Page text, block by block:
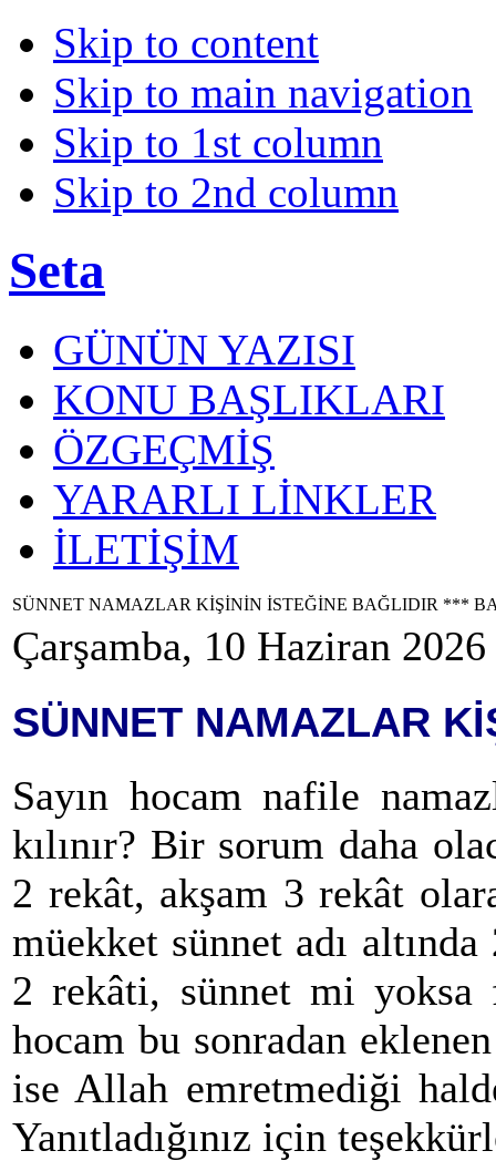
Skip to content
Skip to main navigation
Skip to 1st column
Skip to 2nd column
Seta
GÜNÜN YAZISI
KONU BAŞLIKLARI
ÖZGEÇMİŞ
YARARLI LİNKLER
İLETİŞİM
SÜNNET NAMAZLAR KİŞİNİN İSTEĞİNE BAĞLIDIR ***
Çarşamba, 10 Haziran
SÜNNET NAMAZLAR
Sayın hocam nafile
kılınır? Bir sorum daha
2 rekât, akşam 3 rekât
müekket sünnet adı
2 rekâti, sünnet mi yoksa
hocam bu sonradan
ise Allah emretmediği
Yanıtladığınız için